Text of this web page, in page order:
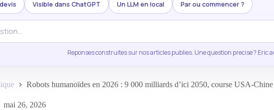
Visible dans ChatGPT Un LLM en local Par ou commencer ?
Reponses construites sur nos articles publies. Une question precise ? Eric
Robots humanoïdes en 2026 : 9 000 milliards d’ici 2050, course USA-
mai 26, 2026